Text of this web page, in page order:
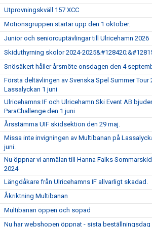
Utprovningskväll 157 XCC
Motionsgruppen startar upp den 1 oktober.
Junior och seniorcuptävlingar till Ulricehamn 2026
Skiduthyrning skolor 2024-
Snösäkert håller årsmöte onsdagen den 4
Första deltävlingen av Svenska Spel Summer Tour
Lassalyckan 1 juni
Ulricehamns IF och Ulricehamn Ski Event AB
ParaChallenge den 1 juni
Årsstämma UIF skidsektion den 29 maj.
Missa inte invigningen av Multibanan på
juni.
Nu öppnar vi anmälan till Hanna Falks
2024
Längdåkare från Ulricehamns IF allvarligt skadad.
Åkriktning Multibanan
Multibanan öppen och sopad
Nu har webshopen öppnat - sista beställningsdag